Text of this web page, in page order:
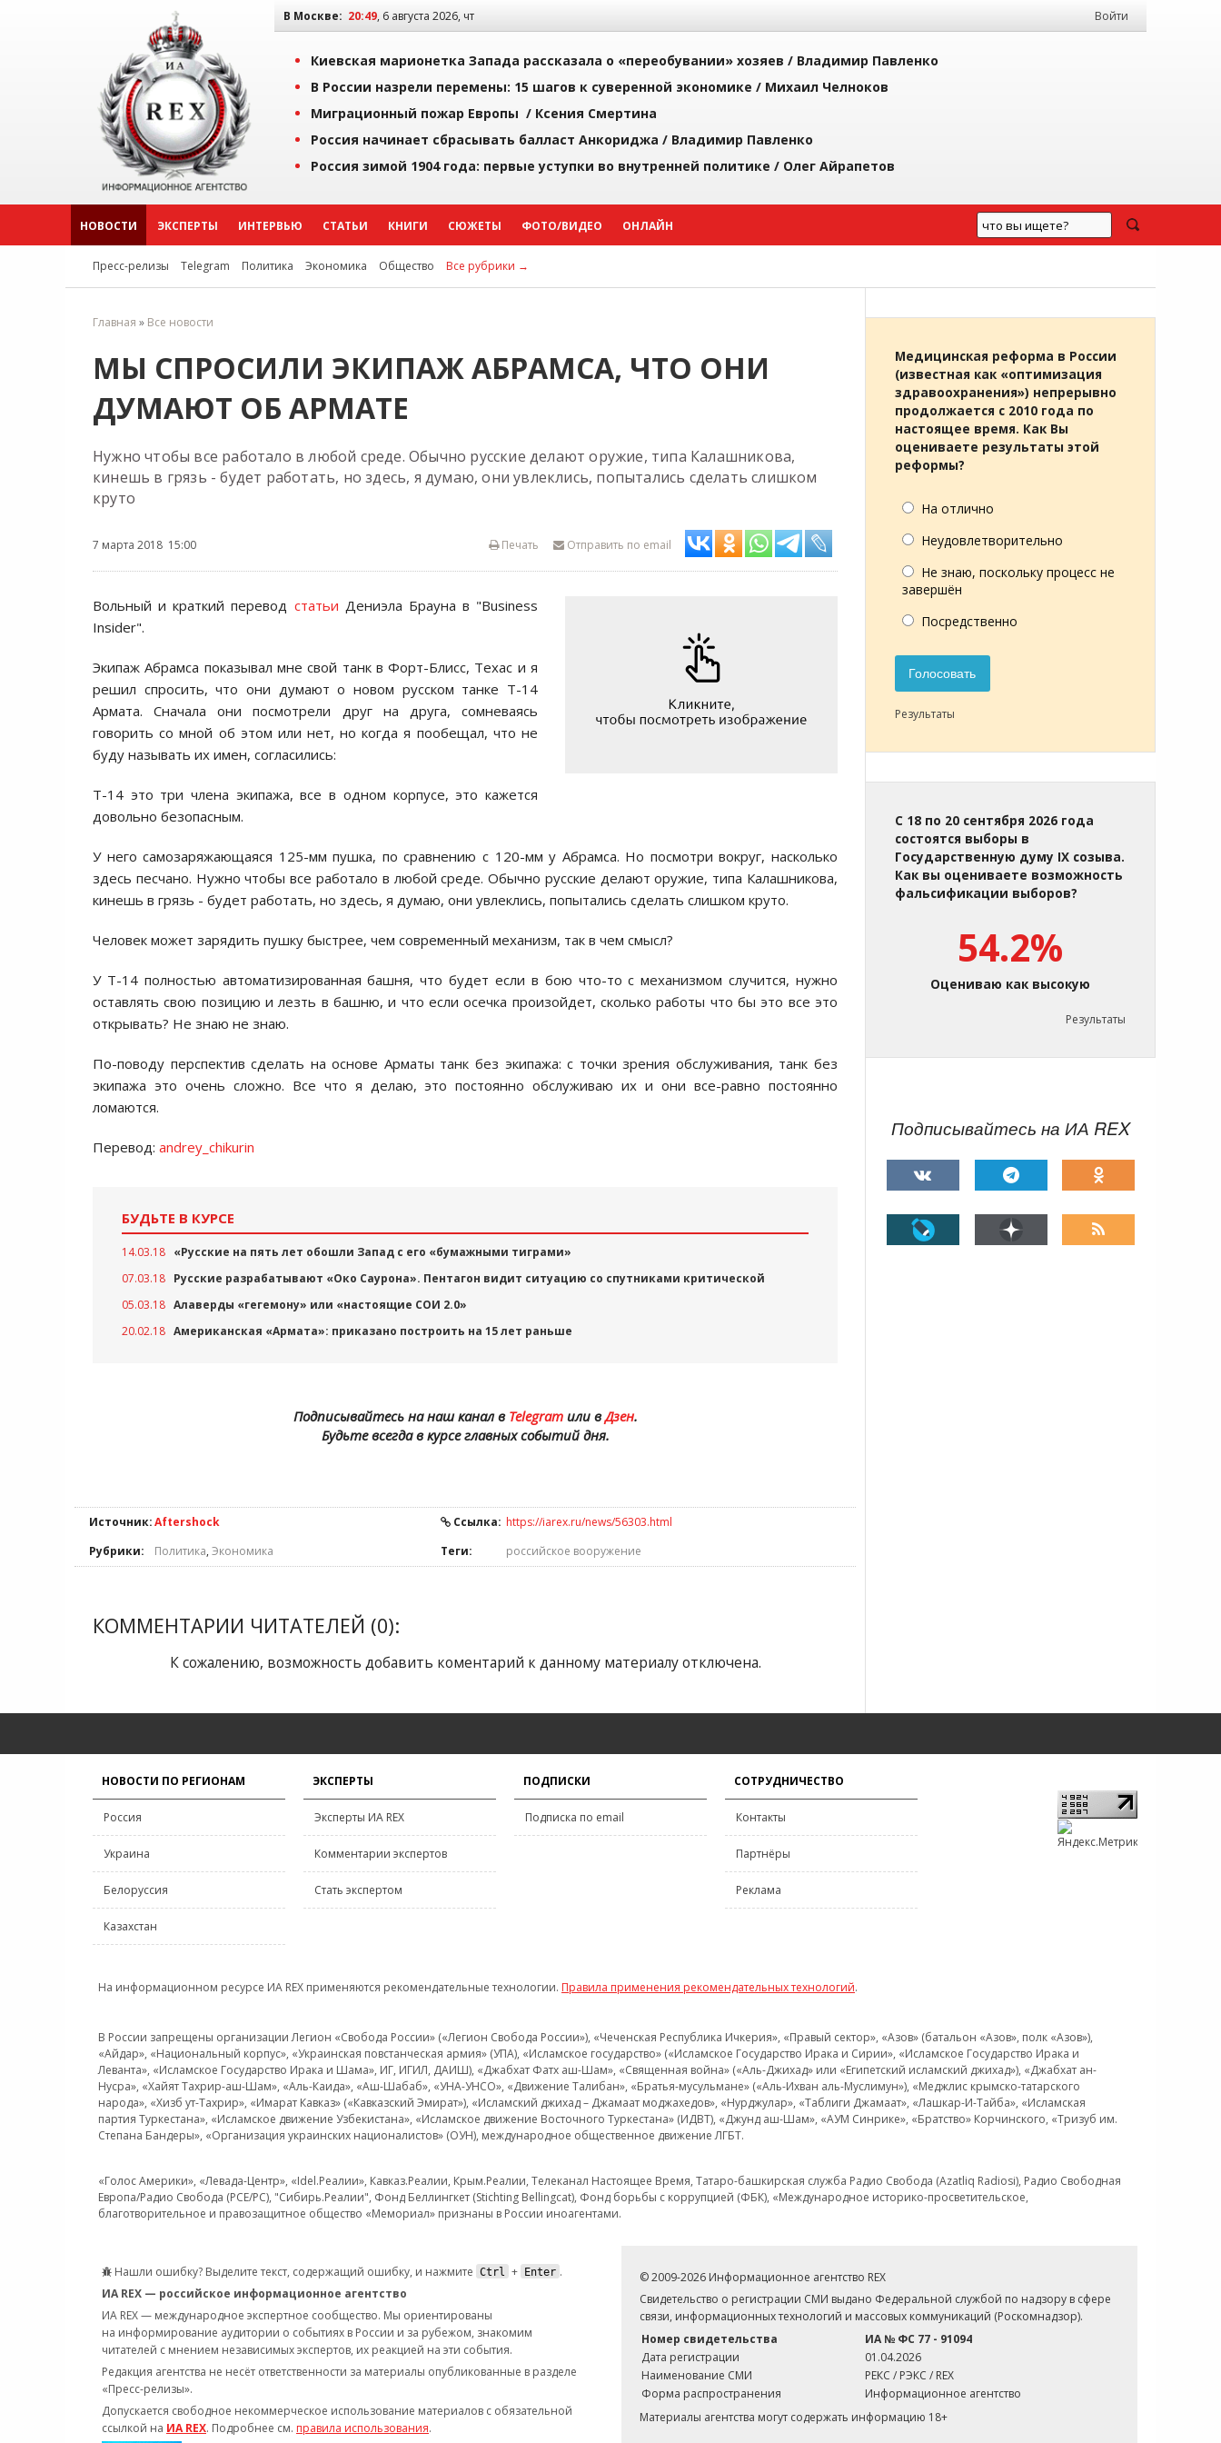
В Москве: 20:49, 6 августа 2026, чт Войти
Киевская марионетка Запада рассказала о «переобувании» хозяев / Владимир Павленко
В России назрели перемены: 15 шагов к суверенной экономике / Михаил Челноков
Миграционный пожар Европы / Ксения Смертина
Россия начинает сбрасывать балласт Анкориджа / Владимир Павленко
Россия зимой 1904 года: первые уступки во внутренней политике / Олег Айрапетов
НОВОСТИ ЭКСПЕРТЫ ИНТЕРВЬЮ СТАТЬИ КНИГИ СЮЖЕТЫ ФОТО/ВИДЕО ОНЛАЙН
Пресс-релизы Telegram Политика Экономика Общество Все рубрики →
Главная » Все новости
МЫ СПРОСИЛИ ЭКИПАЖ АБРАМСА, ЧТО ОНИ
ДУМАЮТ ОБ АРМАТЕ
Нужно чтобы все работало в любой среде. Обычно русские делают оружие, типа Калашникова,
кинешь в грязь - будет работать, но здесь, я думаю, они увлеклись, попытались сделать слишком
круто
7 марта 2018 15:00 Отправить по email
Печать
Вольный и краткий перевод статьи Дениэла Брауна в "Business
Insider".
Экипаж Абрамса показывал мне свой танк в Форт-Блисс, Техас и я
решил спросить, что они думают о новом русском танке Т-14
Армата. Сначала они посмотрели друг на друга, сомневаясь
говорить со мной об этом или нет, но когда я пообещал, что не
буду называть их имен, согласились:
Т-14 это три члена экипажа, все в одном корпусе, это кажется
довольно безопасным.
У него самозаряжающаяся 125-мм пушка, по сравнению с 120-мм у Абрамса. Но посмотри вокруг, насколько
здесь песчано. Нужно чтобы все работало в любой среде. Обычно русские делают оружие, типа Калашникова,
кинешь в грязь - будет работать, но здесь, я думаю, они увлеклись, попытались сделать слишком круто.
Человек может зарядить пушку быстрее, чем современный механизм, так в чем смысл?
У Т-14 полностью автоматизированная башня, что будет если в бою что-то с механизмом случится, нужно
оставлять свою позицию и лезть в башню, и что если осечка произойдет, сколько работы что бы это все это
открывать? Не знаю не знаю.
По-поводу перспектив сделать на основе Арматы танк без экипажа: с точки зрения обслуживания, танк без
экипажа это очень сложно. Все что я делаю, это постоянно обслуживаю их и они все-равно постоянно
ломаются.
Перевод: andrey_chikurin
БУДЬТЕ В КУРСЕ
14.03.18 «Русские на пять лет обошли Запад с его «бумажными тиграми»
07.03.18 Русские разрабатывают «Око Саурона». Пентагон видит ситуацию со спутниками критической
05.03.18 Алаверды «гегемону» или «настоящие СОИ 2.0»
20.02.18 Американская «Армата»: приказано построить на 15 лет раньше
Подписывайтесь на наш канал в Telegramили вДзен.
Будьте всегда в курсе главных событий дня.
Источник:Аftershock Ссылка: https://iarex.ru/news/56303.html
Рубрики:
Политика, Экономика Теги: российское вооружение
КОММЕНТАРИИ ЧИТАТЕЛЕЙ (0):
К сожалению, возможность добавить коментарий к данному материалу отключена.
Медицинская реформа в России
(известная как «оптимизация
здравоохранения») непрерывно
продолжается с 2010 года по
настоящее время. Как Вы
оцениваете результаты этой
реформы?
На отлично
Неудовлетворительно
Не знаю, поскольку процесс не
завершён
Посредственно
Голосовать
Результаты
С 18 по 20 сентября 2026 года
состоятся выборы в
Государственную думу IX созыва.
Как вы оцениваете возможность
фальсификации выборов?
54.2%
Оцениваю как высокую
Результаты
Подписывайтесь на ИА REX
НОВОСТИ ПО РЕГИОНАМ
Россия
Украина
Белоруссия
Казахстан
ЭКСПЕРТЫ
Эксперты ИА REX
Комментарии экспертов
Стать экспертом
ПОДПИСКИ
Подписка по email
СОТРУДНИЧЕСТВО
Контакты
Партнёры
Реклама
На информационном ресурсе ИА REX применяются рекомендательные технологии. Правила применения рекомендательных технологий.
В России запрещены организации Легион «Свобода России» («Легион Свобода России»), «Чеченская Республика Ичкерия», «Правый сектор», «Азов» (батальон «Азов», полк «Азов»),
«Айдар», «Национальный корпус», «Украинская повстанческая армия» (УПА), «Исламское государство» («Исламское Государство Ирака и Сирии», «Исламское Государство Ирака и
Леванта», «Исламское Государство Ирака и Шама», ИГ, ИГИЛ, ДАИШ), «Джабхат Фатх аш-Шам», «Священная война» («Аль-Джихад» или «Египетский исламский джихад»), «Джабхат ан-
Нусра», «Хайят Тахрир-аш-Шам», «Аль-Каида», «Аш-Шабаб», «УНА-УНСО», «Движение Талибан», «Братья-мусульмане» («Аль-Ихван аль-Муслимун»), «Меджлис крымско-татарского
народа», «Хизб ут-Тахрир», «Имарат Кавказ» («Кавказский Эмират»), «Исламский джихад – Джамаат моджахедов», «Нурджулар», «Таблиги Джамаат», «Лашкар-И-Тайба», «Исламская
партия Туркестана», «Исламское движение Узбекистана», «Исламское движение Восточного Туркестана» (ИДВТ), «Джунд аш-Шам», «АУМ Синрике», «Братство» Корчинского, «Тризуб им.
Степана Бандеры», «Организация украинских националистов» (ОУН), международное общественное движение ЛГБТ.
«Голос Америки», «Левада-Центр», «Idel.Реалии», Кавказ.Реалии, Крым.Реалии, Телеканал Настоящее Время, Татаро-башкирская служба Радио Свобода (Azatliq Radiosi), Радио Свободная
Европа/Радио Свобода (PCE/PC), "Сибирь.Реалии", Фонд Беллингкет (Stichting Bellingcat), Фонд борьбы с коррупцией (ФБК), «Международное историко-просветительское,
благотворительное и правозащитное общество «Мемориал» признаны в России иноагентами.
Нашли ошибку? Выделите текст, содержащий ошибку, и нажмите Ctrl + Enter .
ИА REX — российское информационное агентство
ИА REX — международное экспертное сообщество. Мы ориентированы
на информирование аудитории о событиях в России и за рубежом, знакомим
читателей с мнением независимых экспертов, их реакцией на эти события.
Редакция агентства не несёт ответственности за материалы опубликованные в разделе
«Пресс-релизы».
Допускается свободное некоммерческое использование материалов с обязательной
ссылкой на ИА REX. Подробнее см. правила использования.
© 2009-2026 Информационное агентство REX
Свидетельство о регистрации СМИ выдано Федеральной службой по надзору в сфере
связи, информационных технологий и массовых коммуникаций (Роскомнадзор).
Номер свидетельства
ИА № ФС 77 - 91094
Дата регистрации
01.04.2026
Наименование СМИ
РЕКС / РЭКС / REX
Форма распространения
Информационное агентство
Материалы агентства могут содержать информацию 18+